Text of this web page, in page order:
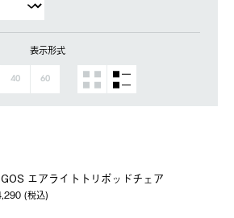
表示形式
40 60
エアライトトリポッドチェア
(税込)